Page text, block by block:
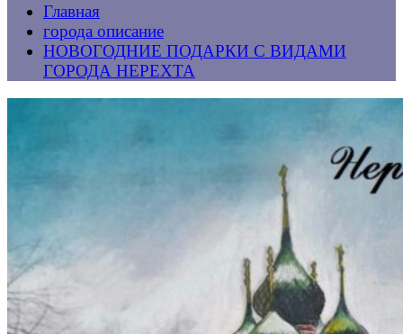
Главная
города описание
НОВОГОДНИЕ ПОДАРКИ С ВИДАМИ
ГОРОДА НЕРЕХТА